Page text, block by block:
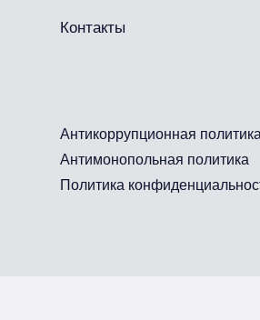
Контакты
Антикоррупционная политика
Антимонопольная политика
Политика